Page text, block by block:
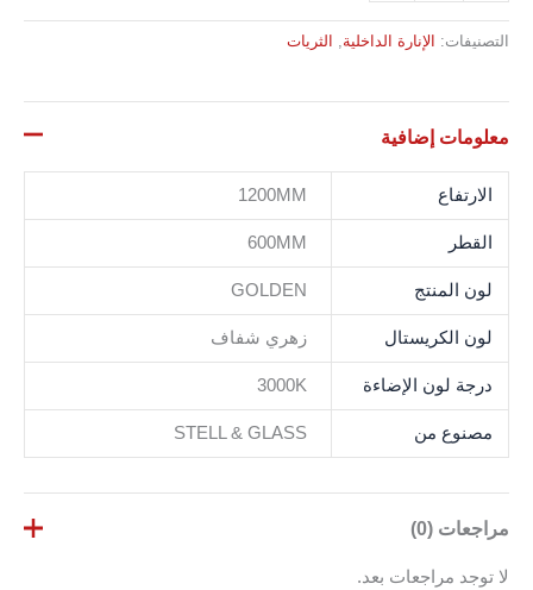
التصنيفات: الإنارة الداخلية, الثريات
معلومات إضافية
الارتفاع 1200MM
القطر 600MM
لون المنتج GOLDEN
لون الكريستال زهري شفاف
درجة لون الإضاءة 3000K
مصنوع من STELL & GLASS
مراجعات (0)
لا توجد مراجعات بعد.